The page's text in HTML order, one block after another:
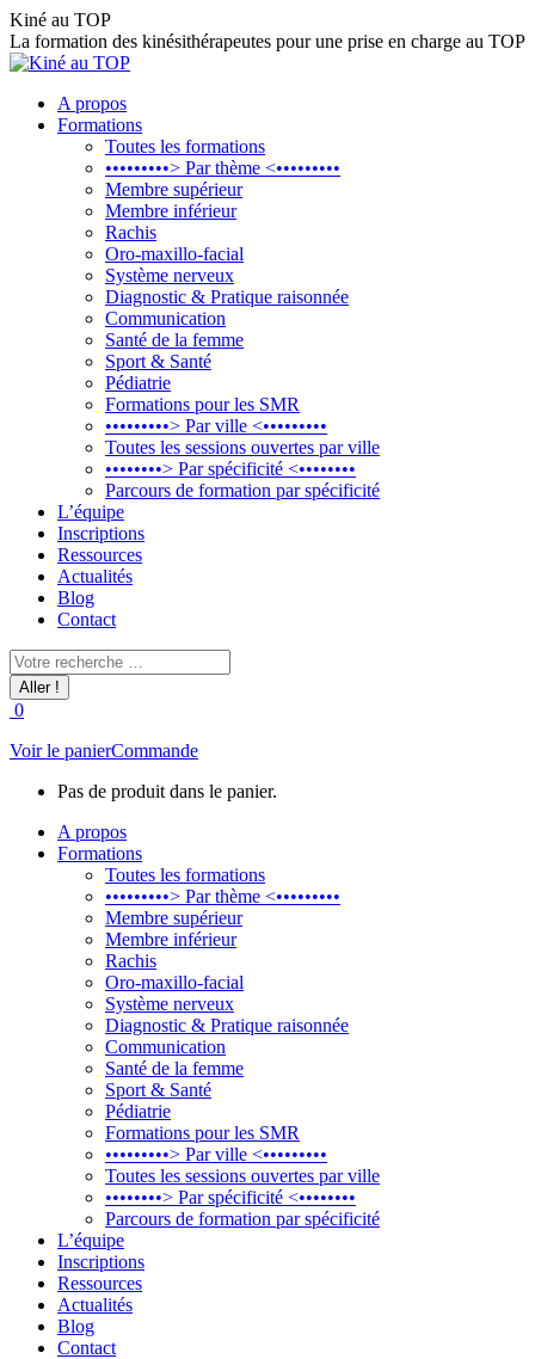
Aller
au
contenu
Kiné au TOP
La formation des kinésithérapeutes pour une prise en charge au TOP
A propos
Formations
Toutes les formations
•••••••••> Par thème <•••••••••
Membre supérieur
Membre inférieur
Rachis
Oro-maxillo-facial
Système nerveux
Diagnostic & Pratique raisonnée
Communication
Santé de la femme
Sport & Santé
Pédiatrie
Formations pour les SMR
•••••••••> Par ville <•••••••••
Toutes les sessions ouvertes par ville
••••••••> Par spécificité <••••••••
Parcours de formation par spécificité
L’équipe
Inscriptions
Ressources
Actualités
Blog
Contact
Recherche
:
0
Voir le panierCommande
Pas de produit dans le panier.
A propos
Formations
Toutes les formations
•••••••••> Par thème <•••••••••
Membre supérieur
Membre inférieur
Rachis
Oro-maxillo-facial
Système nerveux
Diagnostic & Pratique raisonnée
Communication
Santé de la femme
Sport & Santé
Pédiatrie
Formations pour les SMR
•••••••••> Par ville <•••••••••
Toutes les sessions ouvertes par ville
••••••••> Par spécificité <••••••••
Parcours de formation par spécificité
L’équipe
Inscriptions
Ressources
Actualités
Blog
Contact